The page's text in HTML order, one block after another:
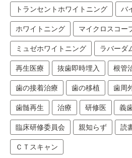
トランセントホワイトニング バ
ホワイトニング マイクロスコー
ミュゼホワイトニング ラバーダ
再生医療 抜歯即時埋入 根管
歯の接着治療 歯の移植 歯周
歯髄再生 治療 研修医 義
臨床研修委員会 親知らず 読
ＣＴスキャン